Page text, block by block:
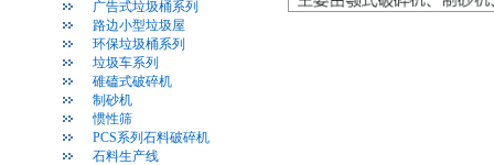
广告式垃圾桶系列
路边小型垃圾屋
环保垃圾桶系列
垃圾车系列
碓磕式破碎机
制砂机
惯性筛
PCS系列石料破碎机
石料生产线